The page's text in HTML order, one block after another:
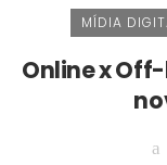
MÍDIA
Online x